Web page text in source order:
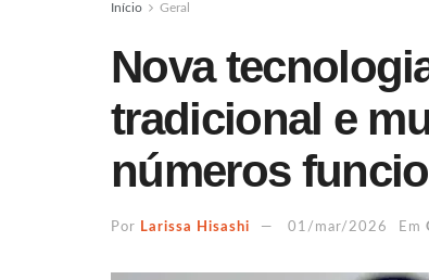
Início Geral
Nova
tradicional e
números
Por Larissa Hisashi 01/mar/2026 Em